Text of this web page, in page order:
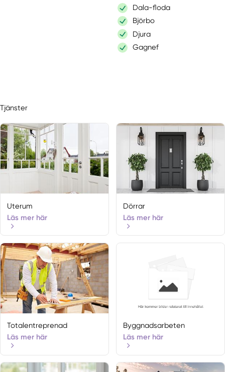
Dala-floda
Björbo
Djura
Gagnef
Tjänster
Uterum
Läs mer här
Dörrar
Läs mer här
Totalentreprenad
Läs mer här
Byggnadsarbeten
Läs mer här